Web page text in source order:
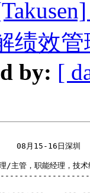
绩效管
by: [
08月15-16日深圳
/主管，职能经理，技